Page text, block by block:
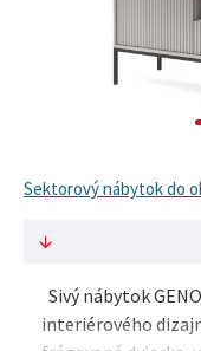
Sektorový nábytok do
Sivý nábytok
interiérového